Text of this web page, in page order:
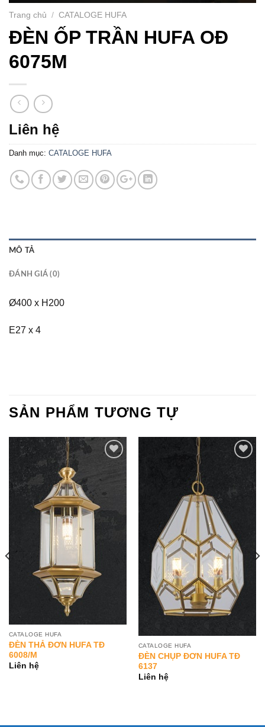
Trang chủ / CATALOGE HUFA
ĐÈN ỐP TRẦN HUFA OĐ
6075M
Liên hệ
Danh mục: CATALOGE HUFA
MÔ TẢ
ĐÁNH GIÁ (0)
Ø400 x H200
E27 x 4
SẢN PHẨM TƯƠNG TỰ
Wishlist
CATALOGE HUFA
ĐÈN THẢ ĐƠN HUFA TĐ
6008/M
Liên hệ
CATALOGE HUFA
ĐÈN CHỤP ĐƠN HUFA TĐ
6137
Liên hệ